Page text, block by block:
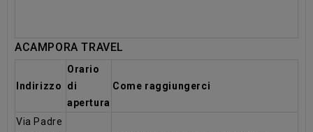
ACAMPORA TRAVEL
Indirizzo
Orario
di
apertura
Come raggiungerci
Via Padre